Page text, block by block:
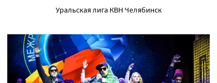
Уральская лига КВН Челябинск